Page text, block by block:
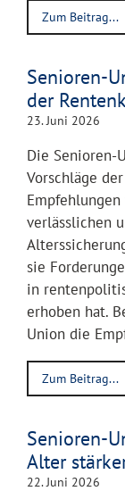
Zum Beitrag...
Senioren-
der
23. Juni 2026
Die Senioren-
Vorschläge
verlässlichen
sie
in
erhoben hat.
Union die
Zum Beitrag...
Senioren-
Alter
22. Juni 2026